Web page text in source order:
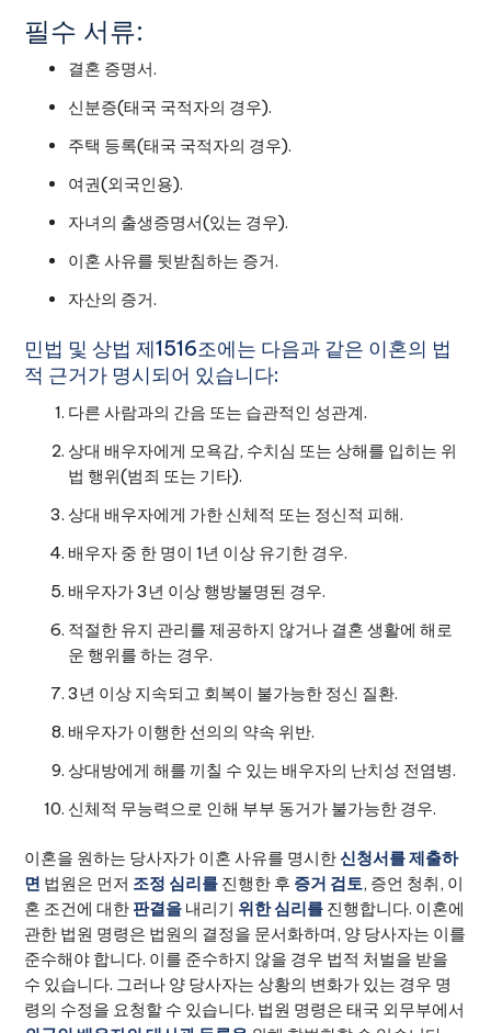
필수 서류:
결혼 증명서.
신분증(태국 국적자의 경우).
주택 등록(태국 국적자의 경우).
여권(외국인용).
자녀의 출생증명서(있는 경우).
이혼 사유를 뒷받침하는 증거.
자산의 증거.
민법 및 상법 제1516조에는 다음과 같은 이혼의 법
적 근거가 명시되어 있습니다:
다른 사람과의 간음 또는 습관적인 성관계.
상대 배우자에게 모욕감, 수치심 또는 상해를 입히는 위
법 행위(범죄 또는 기타).
상대 배우자에게 가한 신체적 또는 정신적 피해.
배우자 중 한 명이 1년 이상 유기한 경우.
배우자가 3년 이상 행방불명된 경우.
적절한 유지 관리를 제공하지 않거나 결혼 생활에 해로
운 행위를 하는 경우.
3년 이상 지속되고 회복이 불가능한 정신 질환.
배우자가 이행한 선의의 약속 위반.
상대방에게 해를 끼칠 수 있는 배우자의 난치성 전염병.
신체적 무능력으로 인해 부부 동거가 불가능한 경우.
이혼을 원하는 당사자가 이혼 사유를 명시한신청서를 제출하
면 법원은 먼저 조정 심리를 진행한 후 증거 검토, 증언 청취, 이
혼 조건에 대한 판결을 내리기 위한 심리를 진행합니다. 이혼에
관한 법원 명령은 법원의 결정을 문서화하며, 양 당사자는 이를
준수해야 합니다. 이를 준수하지 않을 경우 법적 처벌을 받을
수 있습니다. 그러나 양 당사자는 상황의 변화가 있는 경우 명
령의 수정을 요청할 수 있습니다. 법원 명령은 태국 외무부에서